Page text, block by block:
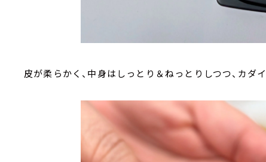
皮が柔らかく、中身はしっとり＆ねっとりしつつ、カダ